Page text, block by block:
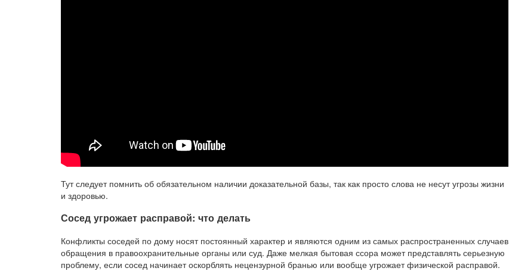
Тут следует помнить об обязательном наличии доказательной базы, так как просто слова не несут угрозы жизни
и здоровью.
Сосед угрожает расправой: что делать
Конфликты соседей по дому носят постоянный характер и являются одним из самых распространенных случаев
обращения в правоохранительные органы или суд. Даже мелкая бытовая ссора может представлять серьезную
проблему, если сосед начинает оскорблять нецензурной бранью или вообще угрожает физической расправой.